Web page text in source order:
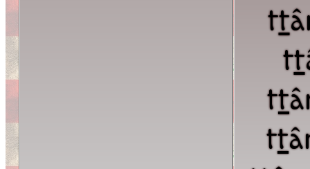
tt
tt
tt
tt